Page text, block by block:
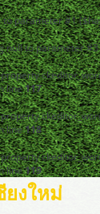
to parameter #1
null to parameter
line117
line118
line119
ยงใหม่